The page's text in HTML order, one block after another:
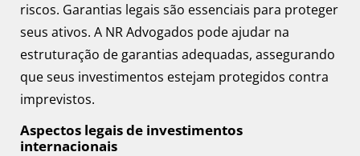
riscos. Garantias legais são essenciais para proteger
seus ativos. A NR Advogados pode ajudar na
estruturação de garantias adequadas, assegurando
que seus investimentos estejam protegidos contra
imprevistos.
Aspectos legais de investimentos
internacionais